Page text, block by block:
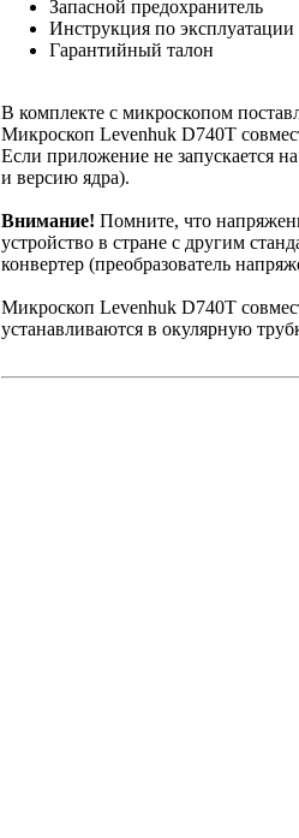
Запасной предохранитель
Инструкция по эксплуатации
Гарантийный талон
В комплекте с микроскопом
Микроскоп Levenhuk D740T
Если приложение не запускается
и версию ядра).
Внимание! Помните, что
устройство в стране с другим
конвертер (преобразователь
Микроскоп Levenhuk D740T
устанавливаются в окулярную